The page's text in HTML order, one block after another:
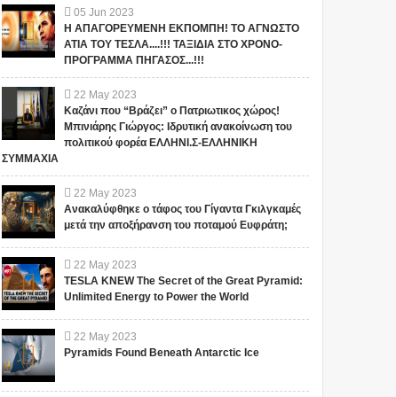
ΠΑΓΚΟΣΜΙΑ ΚΡΑΥΓΗ
ΠΟΛΕΜΟΥ: Υπάρχει
ευκαιρία για ειρήνη από
την μυστική κυβέρνηση
των Η.Π.Α;
Έχει επέλθει στην ιστορία
πολλές φορές η λέξη: πόλεμος.
Αν και ο πόλεμος δεν έχει η...
ΠΑΓΚΟΣΜΙΑ
ΕΡΩΤΗΜΑΤΙΚΑ! Τι
ετοιμάζουν για τους
ανθρώπους;
σχόλιο το οποίο είναι σχετικό
με το θέμα. Ωστόσο, αυτό δεν
σημαίνει ότι...
05 Jun 2023
Η ΑΠΑΓΟΡΕΥΜΕΝΗ ΕΚΠΟΜΠΗ! ΤΟ ΑΓΝΩΣΤΟ
ΑΤΙΑ ΤΟΥ ΤΕΣΛΑ....!!! ΤΑΞΙΔΙΑ ΣΤΟ ΧΡΟΝΟ-
ΠΡΟΓΡΑΜΜΑ ΠΗΓΑΣΟΣ...!!!
22 May 2023
Καζάνι που “Βράζει” ο Πατριωτικος χώρος!
Μπινιάρης Γιώργος: Ιδρυτική ανακοίνωση του
πολιτικού φορέα ΕΛΛΗΝΙ.Σ-ΕΛΛΗΝΙΚΗ
ΣΥΜΜΑΧΙΑ
22 May 2023
Ανακαλύφθηκε ο τάφος του Γίγαντα Γκιλγκαμές
μετά την αποξήρανση του ποταμού Ευφράτη;
22 May 2023
TESLA KNEW The Secret of the Great Pyramid:
Unlimited Energy to Power the World
22 May 2023
Pyramids Found Beneath Antarctic Ice